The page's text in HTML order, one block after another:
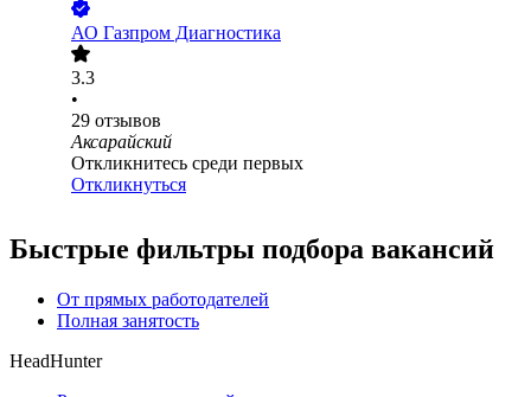
АО Газпром Диагностика
3.3
•
29 отзывов
Аксарайский
Откликнитесь среди первых
Откликнуться
Быстрые фильтры подбора вакансий
От прямых работодателей
Полная занятость
HeadHunter